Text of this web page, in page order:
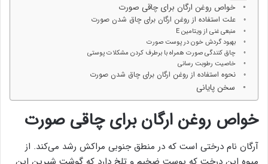
خواص روغن ارگان برای چاقی صورت
علت استفاده از روغن ارگان برای چاق شدن صورت
منبعی غنی از ویتامین E
بهبود گردش خون در پوست صورت
چاق کنندگی صورت همراه با برطرف کردن مشکلات پوستی
خاصیت رطوبت رسانی
نحوه استفاده از روغن ارگان برای چاق شدن صورت
سخن پایانی
خواص روغن ارگان برای چاقی صورت
آرگان نام درختی است که در منطق جنوبی مراکش رشد می‌کند. از